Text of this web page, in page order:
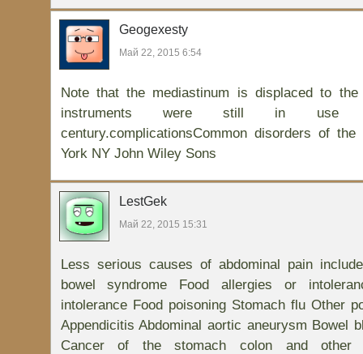
Geogexesty
Май 22, 2015 6:54
Note that the mediastinum is displaced to
instruments were still in
century.complicationsCommon disorders of
York NY John Wiley Sons
LestGek
Май 22, 2015 15:31
Less serious causes of abdominal pain
bowel syndrome Food allergies or
intolerance Food poisoning Stomach flu Other
Appendicitis Abdominal aortic aneurysm Bowel
Cancer of the stomach colon and other